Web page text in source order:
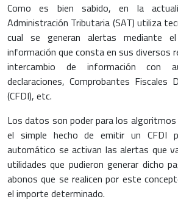
Como es bien sabido, en la
Administración Tributaria (SAT) utiliza
cual se generan alertas mediante
información que consta en sus diversos
intercambio de información con
declaraciones, Comprobantes
(CFDI), etc.
Los datos son poder para los
el simple hecho de emitir un CFDI
automático se activan las alertas que
utilidades que pudieron generar dicho
abonos que se realicen por este
el importe determinado.